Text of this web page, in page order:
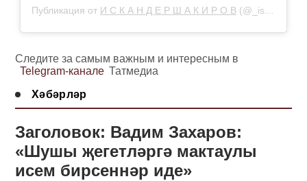
Публикация от И С К А Н Д Е Р Ш А К И Р О В (@_iskander_music_)
Следите за самым важным и интересным в
Telegram-канале Татмедиа
Хәбәрләр
Заголовок: Вадим Захаров:
«Шушы җегетләргә мактаулы
исем бирсеннәр иде»